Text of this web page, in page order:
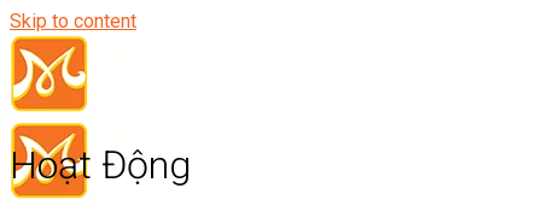
Skip to content
Hoạt Động